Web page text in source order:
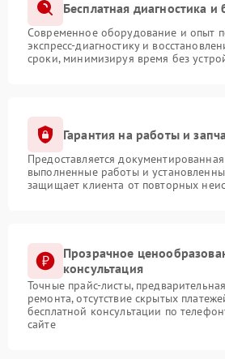
Бесплатная диагностика
Современное оборудование и опыт
экспресс-диагностику и
сроки, минимизируя время без
Гарантия на работы и
Предоставляется
выполненные работы и
защищает клиента от повторных
Прозрачное
консультация
Точные прайс-листы,
ремонта, отсутствие скрытых
бесплатной консультации по
сайте